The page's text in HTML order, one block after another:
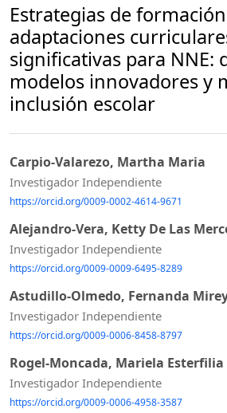
Estrategias de
adaptaciones
significativas para NNE:
modelos innovadores y
inclusión escolar
Carpio-Valarezo, Martha Maria
Investigador Independiente
https://orcid.org/0009-0002-4614-9671
Alejandro-Vera, Ketty De Las
Investigador Independiente
https://orcid.org/0009-0009-6495-8289
Astudillo-Olmedo, Fernanda
Investigador Independiente
https://orcid.org/0009-0006-8458-8797
Rogel-Moncada, Mariela Esterfilia
Investigador Independiente
https://orcid.org/0009-0006-4958-3587